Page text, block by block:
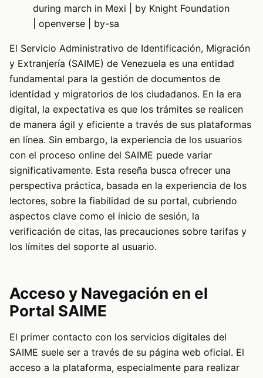
during march in Mexi | by Knight Foundation
| openverse | by-sa
El Servicio Administrativo de Identificación, Migración
y Extranjería (SAIME) de Venezuela es una entidad
fundamental para la gestión de documentos de
identidad y migratorios de los ciudadanos. En la era
digital, la expectativa es que los trámites se realicen
de manera ágil y eficiente a través de sus plataformas
en línea. Sin embargo, la experiencia de los usuarios
con el proceso online del SAIME puede variar
significativamente. Esta reseña busca ofrecer una
perspectiva práctica, basada en la experiencia de los
lectores, sobre la fiabilidad de su portal, cubriendo
aspectos clave como el inicio de sesión, la
verificación de citas, las precauciones sobre tarifas y
los límites del soporte al usuario.
Acceso y Navegación en el
Portal SAIME
El primer contacto con los servicios digitales del
SAIME suele ser a través de su página web oficial. El
acceso a la plataforma, especialmente para realizar